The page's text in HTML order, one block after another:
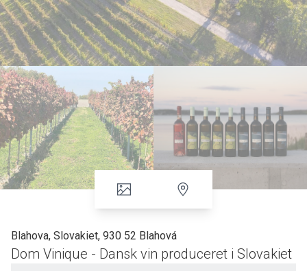
Blahova, Slovakiet, 930 52 Blahová
Dom Vinique - Dansk vin produceret i Slovakiet